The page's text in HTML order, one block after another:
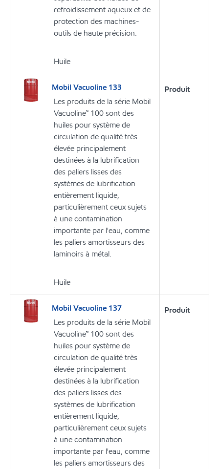
refroidissement aqueux et de
protection des machines-
outils de haute précision.
Huile
Mobil Vacuoline 133
Les produits de la série Mobil
Vacuoline™ 100 sont des
huiles pour système de
circulation de qualité très
élevée principalement
destinées à la lubrification
des paliers lisses des
systèmes de lubrification
entièrement liquide,
particulièrement ceux sujets
à une contamination
importante par l'eau, comme
les paliers amortisseurs des
laminoirs à métal.
Huile
Produit
Mobil Vacuoline 137
Les produits de la série Mobil
Vacuoline™ 100 sont des
huiles pour système de
circulation de qualité très
élevée principalement
destinées à la lubrification
des paliers lisses des
systèmes de lubrification
entièrement liquide,
particulièrement ceux sujets
à une contamination
importante par l'eau, comme
les paliers amortisseurs des
Produit